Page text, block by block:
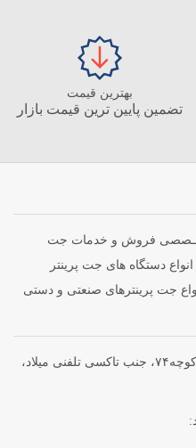
بهترین قیمت
تضمین پایین ترین قیمت بازار
فروش و خدمات جت
دستگاه های جت پرینتر
جت پرینترهای صنعتی و دستی
آدرس : اصفهان، خیابان امام خمینی، کوچه۷۴، جنب تاکسی تلفنی میلاد،